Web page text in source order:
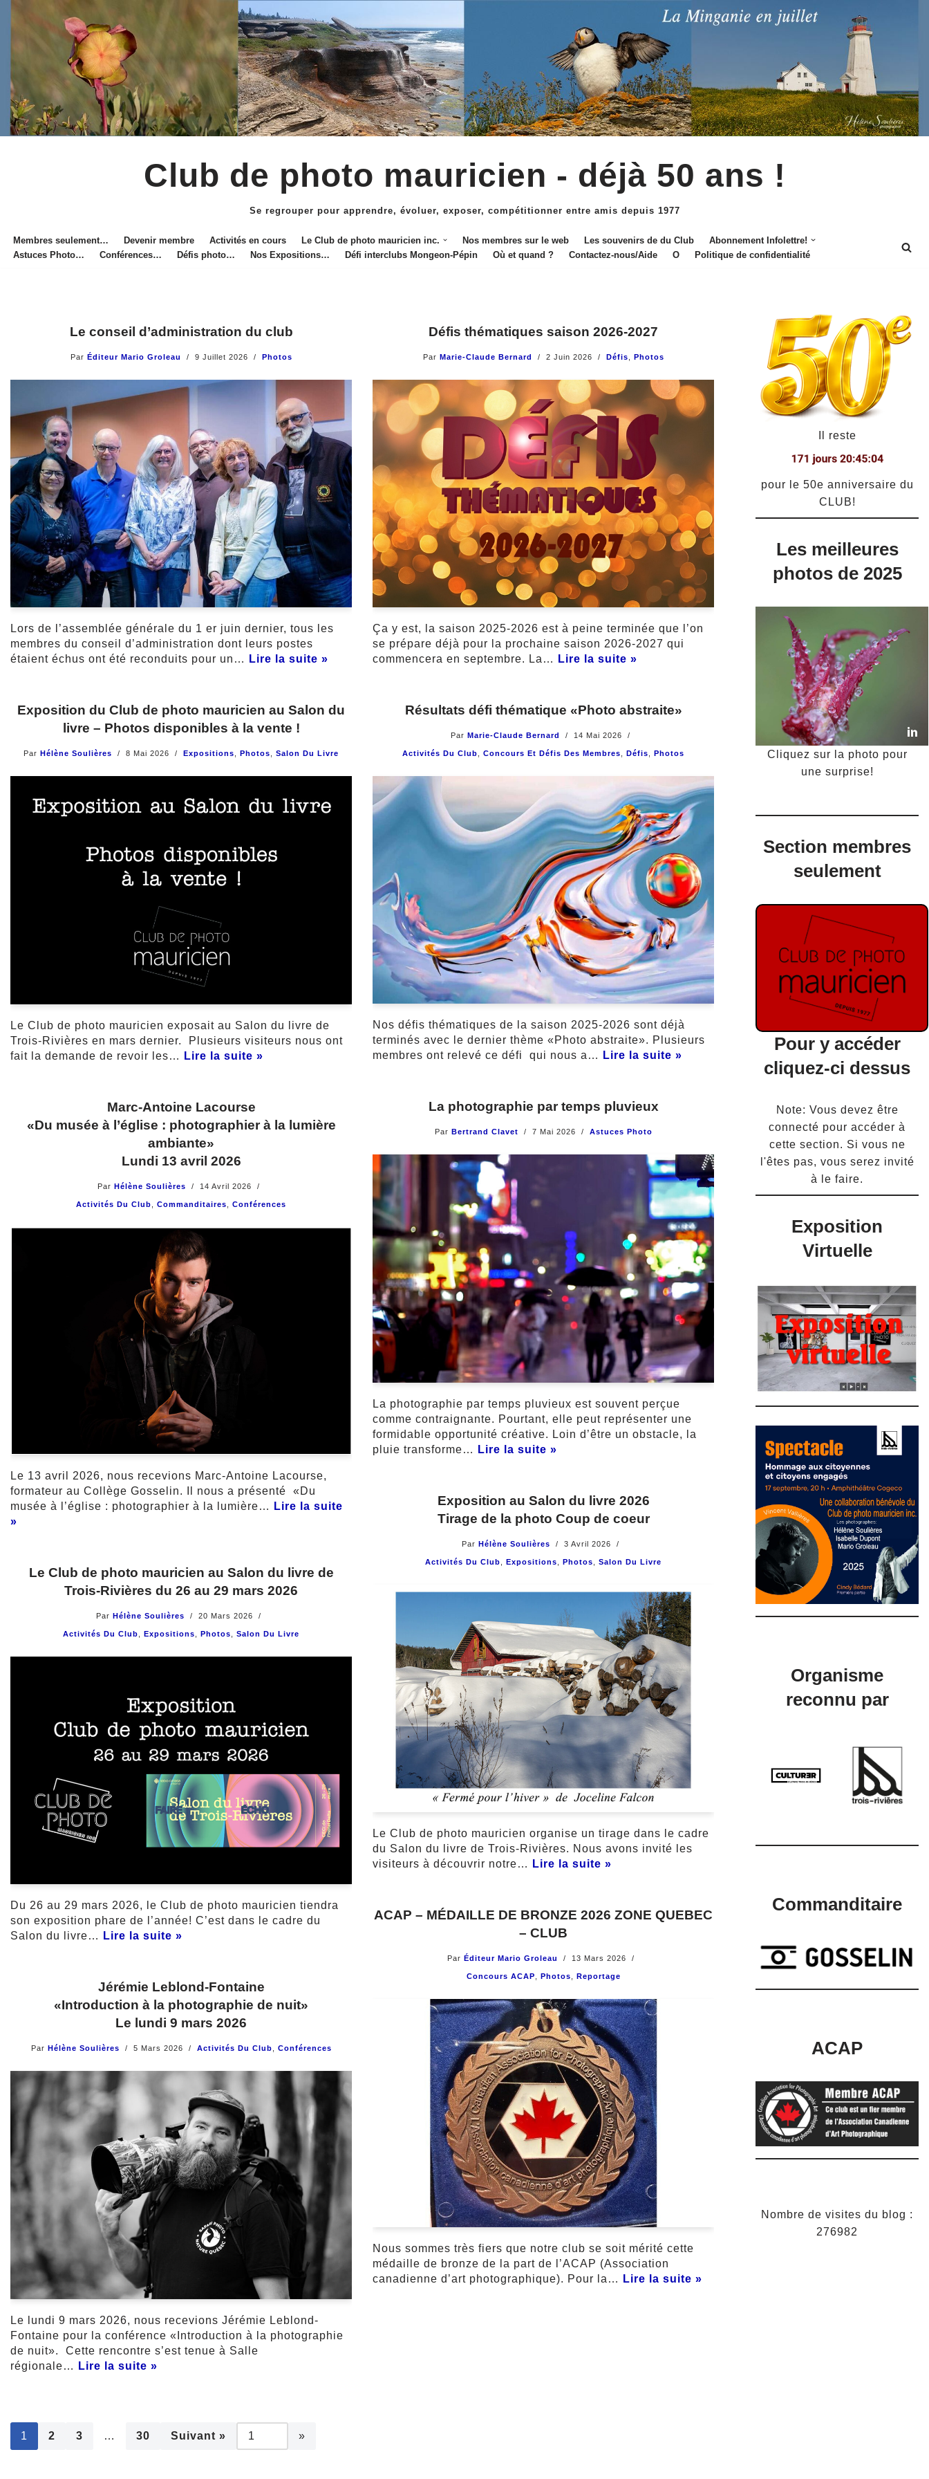
Club de photo mauricien - déjà 50 ans !
Se regrouper pour apprendre, évoluer, exposer, compétitionner entre amis depuis 1977
Membres seulement… Devenir membre Activités en cours Le Club de photo mauricien inc. Nos membres sur le web Les souvenirs de du Club
Abonnement Infolettre!
Astuces Photo…
Conférences… Défis photo… Nos Expositions… Défi interclubs Mongeon-Pépin Où et quand ? Contactez-nous/Aide O Politique de confidentialité
Le conseil d’administration du club
Par Éditeur Mario Groleau 9 Juillet 2026 Photos
Lors de l’assemblée générale du 1 er juin dernier, tous les
membres du conseil d’administration dont leurs postes
étaient échus ont été reconduits pour un…
Lire la suite »
Défis thématiques saison 2026-2027
Par Marie-Claude Bernard 2 Juin 2026 Défis Photos
Ça y est, la saison 2025-2026 est à peine terminée que l’on
se prépare déjà pour la prochaine saison 2026-2027 qui
commencera en septembre. La…
Lire la suite »
Résultats défi thématique «Photo abstraite»
ParMarie-Claude Bernard 14 Mai 2026
Activités Du Club ,Concours Et Défis Des Membres ,Défis ,Photos
Nos défis thématiques de la saison 2025-2026 sont déjà
terminés avec le dernier thème «Photo abstraite». Plusieurs
membres ont relevé ce défi qui nous a…
Lire la suite »
Exposition du Club de photo mauricien au Salon du
livre – Photos disponibles à la vente !
ParHélène Soulières 8 Mai 2026 Expositions ,Photos ,Salon Du Livre
Le Club de photo mauricien exposait au Salon du livre de
Trois-Rivières en mars dernier. Plusieurs visiteurs nous ont
fait la demande de revoir les…
Lire la suite »
La photographie par temps pluvieux
Par Bertrand Clavet 7 Mai 2026 Astuces Photo
La photographie par temps pluvieux est souvent perçue
comme contraignante. Pourtant, elle peut représenter une
formidable opportunité créative. Loin d’être un obstacle, la
pluie transforme…
Lire la suite »
Marc-Antoine Lacourse
«Du musée à l’église : photographier à la lumière
ambiante»
Lundi 13 avril 2026
Par Hélène Soulières 14 Avril 2026
Activités Du Club ,Commanditaires ,Conférences
Le 13 avril 2026, nous recevions Marc-Antoine Lacourse,
formateur au Collège Gosselin. Il nous a présenté «Du
musée à l’église : photographier à la lumière…
Lire la suite
»
Exposition au Salon du livre 2026
Tirage de la photo Coup de coeur
ParHélène Soulières 3 Avril 2026
Activités Du Club ,Expositions ,Photos ,Salon Du Livre
Le Club de photo mauricien organise un tirage dans le cadre
du Salon du livre de Trois-Rivières. Nous avons invité les
visiteurs à découvrir notre…
Lire la suite »
Le Club de photo mauricien au Salon du livre de
Trois-Rivières du 26 au 29 mars 2026
Par Hélène Soulières 20 Mars 2026
Activités Du Club ,Expositions ,Photos ,Salon Du Livre
Du 26 au 29 mars 2026, le Club de photo mauricien tiendra
son exposition phare de l’année! C’est dans le cadre du
Salon du livre…
Lire la suite »
ACAP – MÉDAILLE DE BRONZE 2026 ZONE QUEBEC
– CLUB
Par Éditeur Mario Groleau 13 Mars 2026
Concours ACAP Photos Reportage
Nous sommes très fiers que notre club se soit mérité cette
médaille de bronze de la part de l’ACAP (Association
canadienne d’art photographique). Pour la…
Lire la suite »
Jérémie Leblond-Fontaine
«Introduction à la photographie de nuit»
Le lundi 9 mars 2026
Par Hélène Soulières 5 Mars 2026 Activités Du Club, Conférences
Le lundi 9 mars 2026, nous recevions Jérémie Leblond-
Fontaine pour la conférence «Introduction à la photographie
de nuit». Cette rencontre s’est tenue à Salle
régionale…
Lire la suite »
1 2 3 … 30 Suivant »
Il reste
pour le 50e anniversaire du
CLUB!
Les meilleures
photos de 2025
Cliquez sur la photo pour
une surprise!
Section membres
seulement
Pour y accéder
cliquez-ci dessus
Note: Vous devez être
connecté pour accéder à
cette section. Si vous ne
l'êtes pas, vous serez invité
à le faire.
Exposition
Virtuelle
Organisme
reconnu par
Commanditaire
ACAP
Nombre de visites du blog :
276982